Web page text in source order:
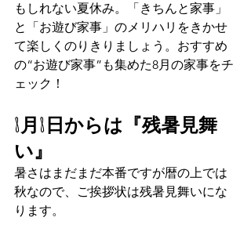
もしれない夏休み。「きちんと家事」
と「お遊び家事」のメリハリをきかせ
て楽しくのりきりましょう。おすすめ
の“お遊び家事”も集めた8月の家事をチ
ェック！
8月8日からは『残暑見舞
い』
暑さはまだまだ本番ですが暦の上では
秋なので、ご挨拶状は残暑見舞いにな
ります。